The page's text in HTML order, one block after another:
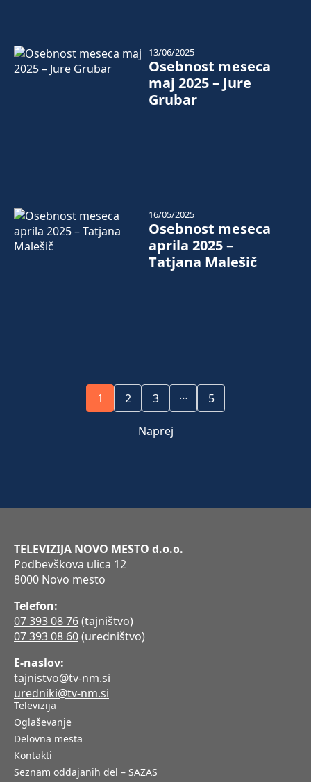
Osebnost meseca
maj 2025 – Jure
Grubar
13/06/2025
Osebnost meseca
aprila 2025 –
Tatjana Malešič
16/05/2025
1 2 3 … 5
Naprej
TELEVIZIJA NOVO MESTO d.o.o.
Podbevškova ulica 12
8000 Novo mesto
Telefon:
07 393 08 76(tajništvo)
07 393 08 60(uredništvo)
E-naslov:
tajnistvo@tv-nm.si
uredniki@tv-nm.si
Televizija
Oglaševanje
Delovna mesta
Kontakti
Seznam oddajanih del – SAZAS